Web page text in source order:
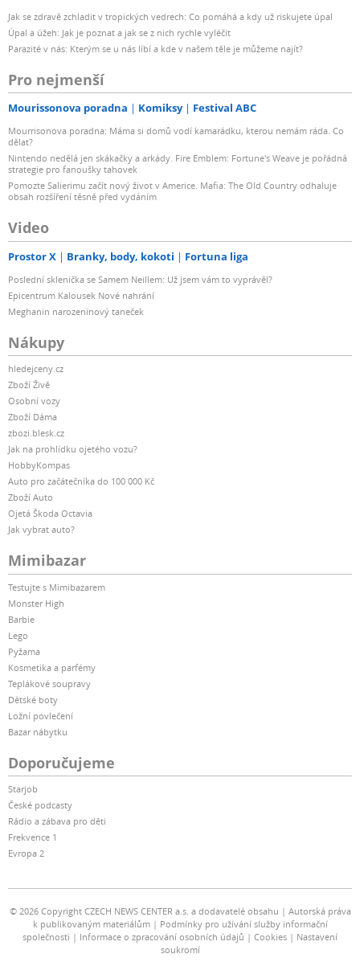
Jak se zdravě zchladit v tropických vedrech: Co pomáhá a kdy už riskujete úpal
Úpal a úžeh: Jak je poznat a jak se z nich rychle vyléčit
Parazité v nás: Kterým se u nás líbí a kde v našem těle je můžeme najít?
Pro nejmenší
Mourissonova poradna Komiksy Festival ABC
Mourrisonova poradna: Máma si domů vodí kamarádku, kterou nemám ráda. Co
dělat?
Nintendo nedělá jen skákačky a arkády. Fire Emblem: Fortune's Weave je pořádná
strategie pro fanoušky tahovek
Pomozte Salierimu začít nový život v Americe. Mafia: The Old Country odhaluje
obsah rozšíření těsně před vydáním
Video
Prostor X Branky, body, kokoti Fortuna liga
Poslední sklenička se Samem Neillem: Už jsem vám to vyprávěl?
Epicentrum Kalousek Nové nahrání
Meghanin narozeninový taneček
Nákupy
hledejceny.cz
Zboží Živě
Osobní vozy
Zboží Dáma
zbozi.blesk.cz
Jak na prohlídku ojetého vozu?
HobbyKompas
Auto pro začátečníka do 100 000 Kč
Zboží Auto
Ojetá Škoda Octavia
Jak vybrat auto?
Mimibazar
Testujte s Mimibazarem
Monster High
Barbie
Lego
Pyžama
Kosmetika a parfémy
Teplákové soupravy
Dětské boty
Ložní povlečení
Bazar nábytku
Doporučujeme
Starjob
České podcasty
Rádio a zábava pro děti
Frekvence 1
Evropa 2
© 2026 Copyright CZECH NEWS CENTER a.s. a dodavatelé obsahu
Autorská práva
k publikovaným materiálům
Podmínky pro užívání služby informační
společnosti
Informace o zpracování osobních údajů Cookies
Nastavení
soukromí